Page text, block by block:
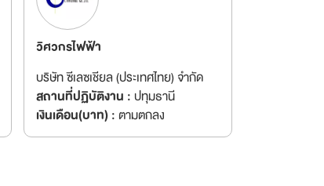
วิศวกรไฟฟ้า
บริษัท ซีเลซเชียล (ประเทศไทย) จำกัด
สถานที่ปฏิบัติงาน :ปทุมธานี
เงินเดือน(บาท) :ตามตกลง